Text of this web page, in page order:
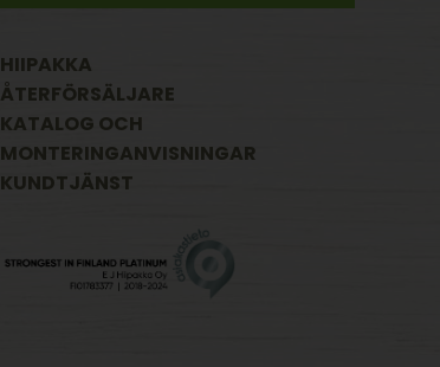
HIIPAKKA
ÅTERFÖRSÄLJARE
KATALOG OCH
MONTERINGANVISNINGAR
KUNDTJÄNST